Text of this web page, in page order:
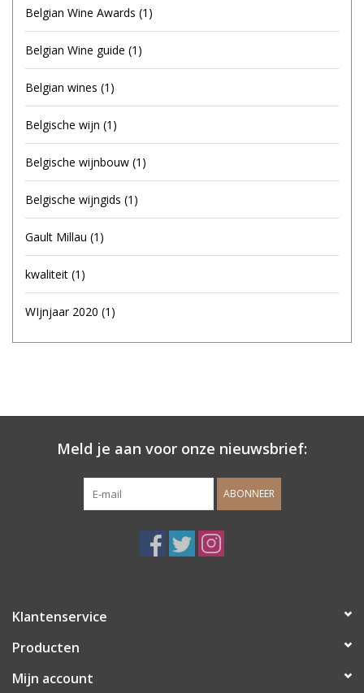
Belgian Wine Awards (1)
Belgian Wine guide (1)
Belgian wines (1)
Belgische wijn (1)
Belgische wijnbouw (1)
Belgische wijngids (1)
Gault Millau (1)
kwaliteit (1)
WIjnjaar 2020 (1)
Meld je aan voor onze nieuwsbrief:
ABONNEER
Klantenservice
Producten
Mijn account